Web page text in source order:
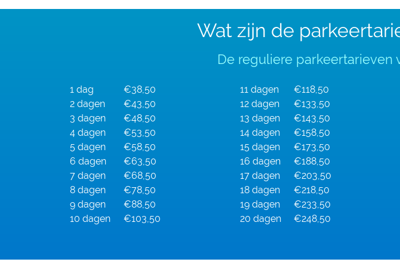
Wat zijn de
De reguliere parkeertarieven
1 dag
€38,50
2 dagen
€43,50
3 dagen
€48,50
4 dagen
€53,50
5 dagen
€58,50
6 dagen
€63,50
7 dagen
€68,50
8 dagen
€78,50
9 dagen
€88,50
10 dagen
€103,50
11 dagen
€118,50
12 dagen
€133,50
13 dagen
€143,50
14 dagen
€158,50
15 dagen
€173,50
16 dagen
€188,50
17 dagen
€203,50
18 dagen
€218,50
19 dagen
€233,50
20 dagen
€248,50